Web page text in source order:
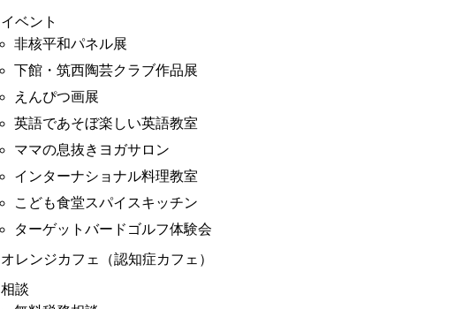
イベント
非核平和パネル展
下館・筑西陶芸クラブ作品展
えんぴつ画展
英語であそぼ楽しい英語教室
ママの息抜きヨガサロン
インターナショナル料理教室
こども食堂スパイスキッチン
ターゲットバードゴルフ体験会
オレンジカフェ（認知症カフェ）
相談